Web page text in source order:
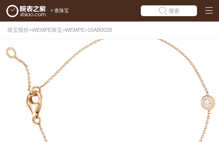
> 查珠宝 搜索
珠宝报价>WEMPE珠宝>WEMPE>10AB0028